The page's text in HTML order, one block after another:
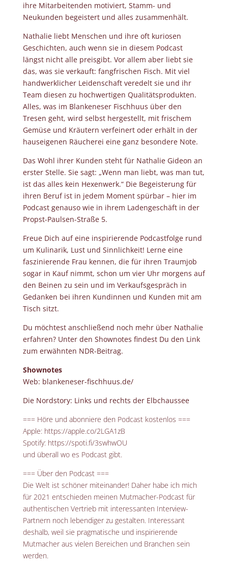
ihre Mitarbeitenden motiviert, Stamm- und
Neukunden begeistert und alles zusammenhält.
Nathalie liebt Menschen und ihre oft kuriosen
Geschichten, auch wenn sie in diesem Podcast
längst nicht alle preisgibt. Vor allem aber liebt sie
das, was sie verkauft: fangfrischen Fisch. Mit viel
handwerklicher Leidenschaft veredelt sie und ihr
Team diesen zu hochwertigen Qualitätsprodukten.
Alles, was im Blankeneser Fischhuus über den
Tresen geht, wird selbst hergestellt, mit frischem
Gemüse und Kräutern verfeinert oder erhält in der
hauseigenen Räucherei eine ganz besondere Note.
Das Wohl ihrer Kunden steht für Nathalie Gideon an
erster Stelle. Sie sagt: „Wenn man liebt, was man tut,
ist das alles kein Hexenwerk.“ Die Begeisterung für
ihren Beruf ist in jedem Moment spürbar – hier im
Podcast genauso wie in ihrem Ladengeschäft in der
Propst-Paulsen-Straße 5.
Freue Dich auf eine inspirierende Podcastfolge rund
um Kulinarik, Lust und Sinnlichkeit! Lerne eine
faszinierende Frau kennen, die für ihren Traumjob
sogar in Kauf nimmt, schon um vier Uhr morgens auf
den Beinen zu sein und im Verkaufsgespräch in
Gedanken bei ihren Kundinnen und Kunden mit am
Tisch sitzt.
Du möchtest anschließend noch mehr über Nathalie
erfahren? Unter den Shownotes findest Du den Link
zum erwähnten NDR-Beitrag.
Shownotes
Web: blankeneser-fischhuus.de/
Die Nordstory: Links und rechts der Elbchaussee
=== Höre und abonniere den Podcast kostenlos ===
Apple: https://apple.co/2LGA1zB
Spotify: https://spoti.fi/3swhwOU
und überall wo es Podcast gibt.
=== Über den Podcast ===
Die Welt ist schöner miteinander! Daher habe ich mich
für 2021 entschieden meinen Mutmacher-Podcast für
authentischen Vertrieb mit interessanten Interview-
Partnern noch lebendiger zu gestalten. Interessant
deshalb, weil sie pragmatische und inspirierende
Mutmacher aus vielen Bereichen und Branchen sein
werden.